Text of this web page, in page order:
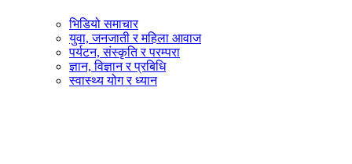
भिडियो समाचार
युवा, जनजाती र महिला आवाज
पर्यटन, संस्कृति र परम्परा
ज्ञान, विज्ञान र प्रबिधि
स्वास्थ्य योग र ध्यान